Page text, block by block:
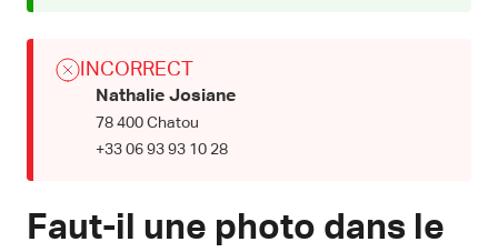
INCORRECT
Nathalie Josiane
78 400 Chatou
+33 06 93 93 10 28
Faut-il une photo dans le